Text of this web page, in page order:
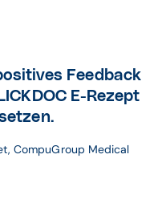
Feedback
E-Rezept
CompuGroup Medical